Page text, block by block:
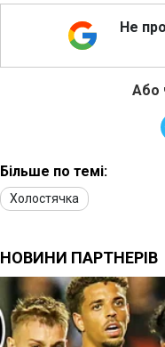
Не
Або
Більше по темі:
Холостячка